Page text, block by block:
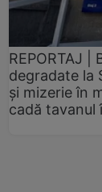
REPORTAJ
degradate la
și mizerie în
cadă tavanul